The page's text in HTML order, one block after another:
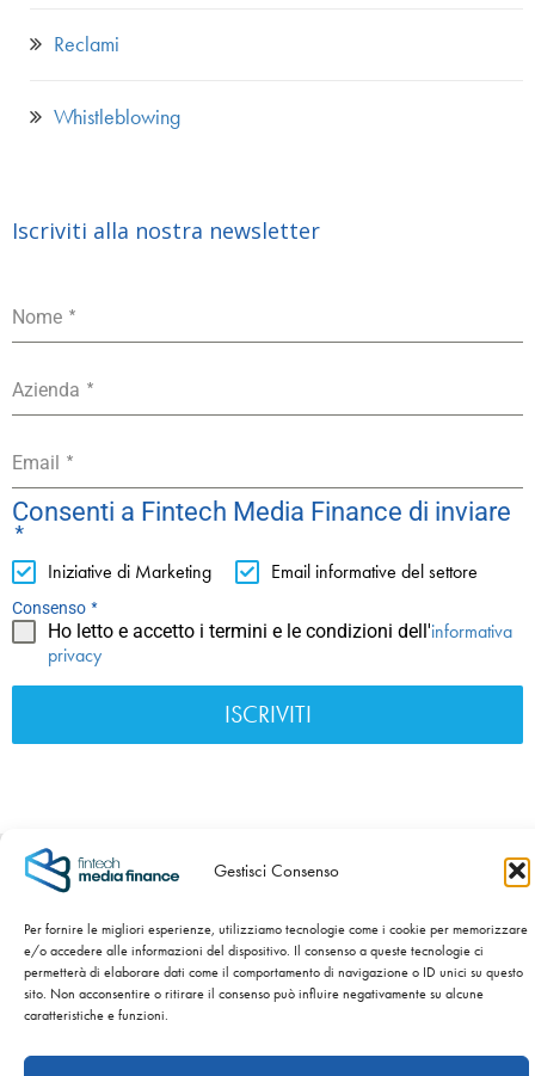
Gestisci Consenso
Per fornire le migliori esperienze, utilizziamo tecnologie come i cookie per memorizzare
e/o accedere alle informazioni del dispositivo. Il consenso a queste tecnologie ci
permetterà di elaborare dati come il comportamento di navigazione o ID unici su questo
sito. Non acconsentire o ritirare il consenso può influire negativamente su alcune
caratteristiche e funzioni.
Reclami
Whistleblowing
Iscriviti alla nostra newsletter
Nome *
Azienda *
Email *
Consenti a Fintech Media Finance di inviare
*
Iniziative di Marketing Email informative del settore
Consenso *
Ho letto e accetto i termini e le condizioni dell'informativa
privacy
ISCRIVITI
C.F./P.IVA/Nr. iscr. al Registro Imprese 04120570983 -
Numero REA BS – 589954 - Cap. Sociale int. versato €
SITO WEB SVILUPPATO DANIDA’S – NATI CON LA CRISI.
Copyright ©